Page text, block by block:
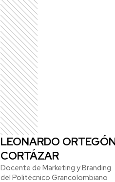
LEONARDO
CORTÁZAR
Docente de Marketing y Branding
del Politécnico Grancolombiano